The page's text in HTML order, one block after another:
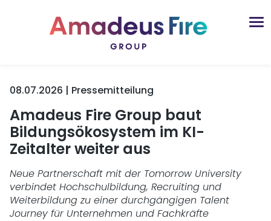
08.07.2026 | Pressemitteilung
Amadeus Fire Group baut
Bildungsökosystem im KI-
Zeitalter weiter aus
Neue Partnerschaft mit der Tomorrow University
verbindet Hochschulbildung, Recruiting und
Weiterbildung zu einer durchgängigen Talent
Journey für Unternehmen und Fachkräfte